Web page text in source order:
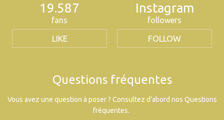
19.587
fans
LIKE
Instagram
followers
FOLLOW
Questions fréquentes
Vous avez une question à poser ? Consultez d’abord nos Questions
fréquentes.